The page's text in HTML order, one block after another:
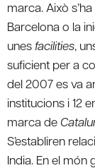
marca. Això
Barcelona o la
unes facilities,
suficient per a
del 2007 es va
institucions i 12
marca de
S’establiren
India. En el món